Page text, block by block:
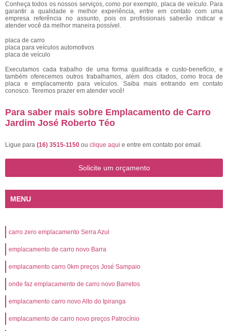
Conheça todos os nossos serviços, como por exemplo, placa de veículo. Para
garantir a qualidade e melhor experiência, entre em contato com uma
empresa referência no assunto, pois os profissionais saberão indicar e
atender você da melhor maneira possível.
placa de carro
placa para veículos automotivos
placa de veículo
Executamos cada trabalho de uma forma qualificada e custo-benefício, e
também oferecemos outros trabalhamos, além dos citados, como troca de
placa e emplacamento para veículos. Saiba mais entrando em contato
conosco. Teremos prazer em atender você!
Para saber mais sobre Emplacamento de Carro
Jardim José Roberto Téo
Ligue para (16) 3515-1150 ou clique aqui e entre em contato por email.
Solicite um orçamento
MENU
carro zero emplacamento Serra Azul
emplacamento de carro novo Barra
emplacamento carro 0km preços José Sampaio
onde faz emplacamento de carro novo Barretos
emplacamento carro novo Alto do Ipiranga
emplacamento de carro novo preços Patrocínio